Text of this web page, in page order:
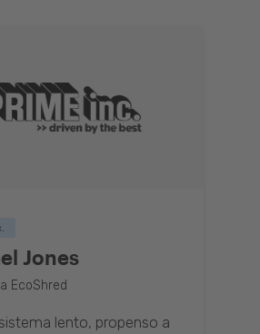
Jones
EcoShred
lento, propenso a